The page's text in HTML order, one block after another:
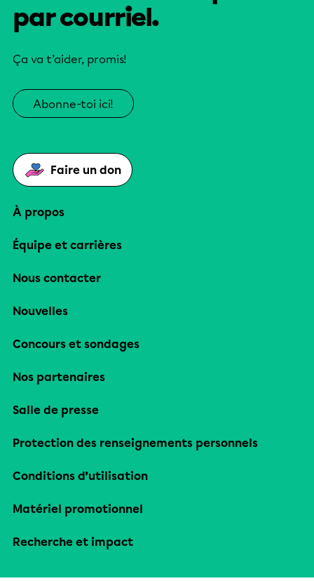
par courriel.
Ça va t’aider, promis!
Abonne-toi ici!
Faire un don
À propos
Équipe et carrières
Nous contacter
Nouvelles
Concours et sondages
Nos partenaires
Salle de presse
Protection des renseignements personnels
Conditions d’utilisation
Matériel promotionnel
Recherche et impact